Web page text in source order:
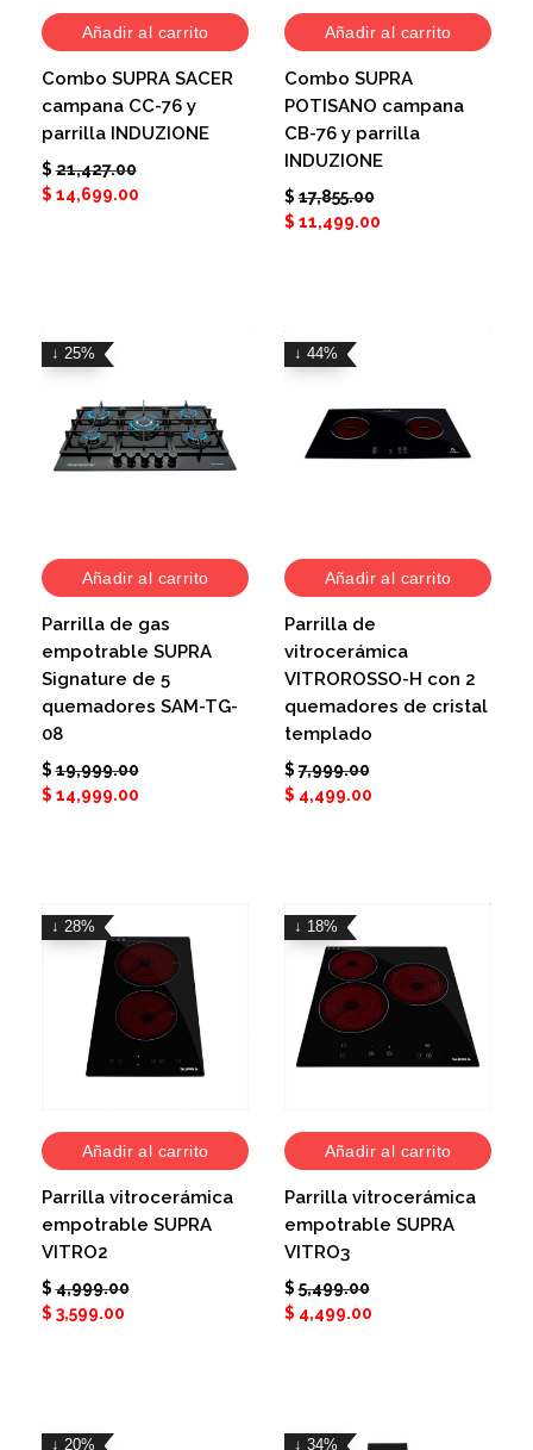
Añadir al carrito
Combo SUPRA SACER
campana CC-76 y
parrilla INDUZIONE
$ 21,427.00
$ 14,699.00
Añadir al carrito
Combo SUPRA
POTISANO campana
CB-76 y parrilla
INDUZIONE
$ 17,855.00
$ 11,499.00
↓ 25%
Añadir al carrito
Parrilla de gas
empotrable SUPRA
Signature de 5
quemadores SAM-TG-
08
$ 19,999.00
$ 14,999.00
↓ 44%
Añadir al carrito
Parrilla de
vitrocerámica
VITROROSSO-H con 2
quemadores de cristal
templado
$ 7,999.00
$ 4,499.00
↓ 28%
Añadir al carrito
Parrilla vitrocerámica
empotrable SUPRA
VITRO2
$ 4,999.00
$ 3,599.00
↓ 18%
Añadir al carrito
Parrilla vitrocerámica
empotrable SUPRA
VITRO3
$ 5,499.00
$ 4,499.00
↓ 20% ↓ 34%